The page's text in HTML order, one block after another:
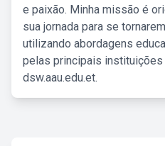
e paixão. Minha missão é
sua jornada para se
utilizando abordagens
pelas principais instituições
dsw.aau.edu.et.